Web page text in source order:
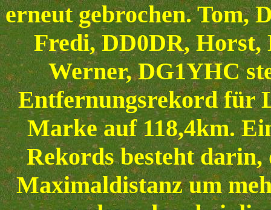
erneut gebrochen. Tom,
Fredi, DD0DR,
Werner, DG1YHC
Entfernungsrekord für
Marke auf 118,4km.
Rekords besteht darin,
Maximaldistanz um